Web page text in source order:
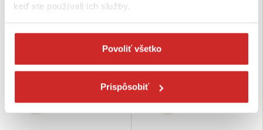
keď ste používali ich služby.
Povoliť všetko
Prispôsobiť